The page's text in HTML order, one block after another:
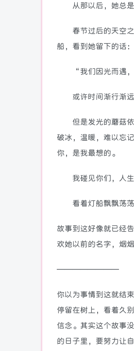
从那以后，她总是
春节过后的天空之
船，看到她留下的话：
“我们因光而遇，
或许时间渐行渐远
但是发光的蘑菇依
破冰，温暖，难以忘
你，是我最想的。
我碰见你们，人生
看着灯船飘飘荡荡
故事到这好像就已经
欢她以前的名字，烟
————————
你以为事情到这就结
停留在树上，看着久
信念。其实这个故事
的日子里，要努力让